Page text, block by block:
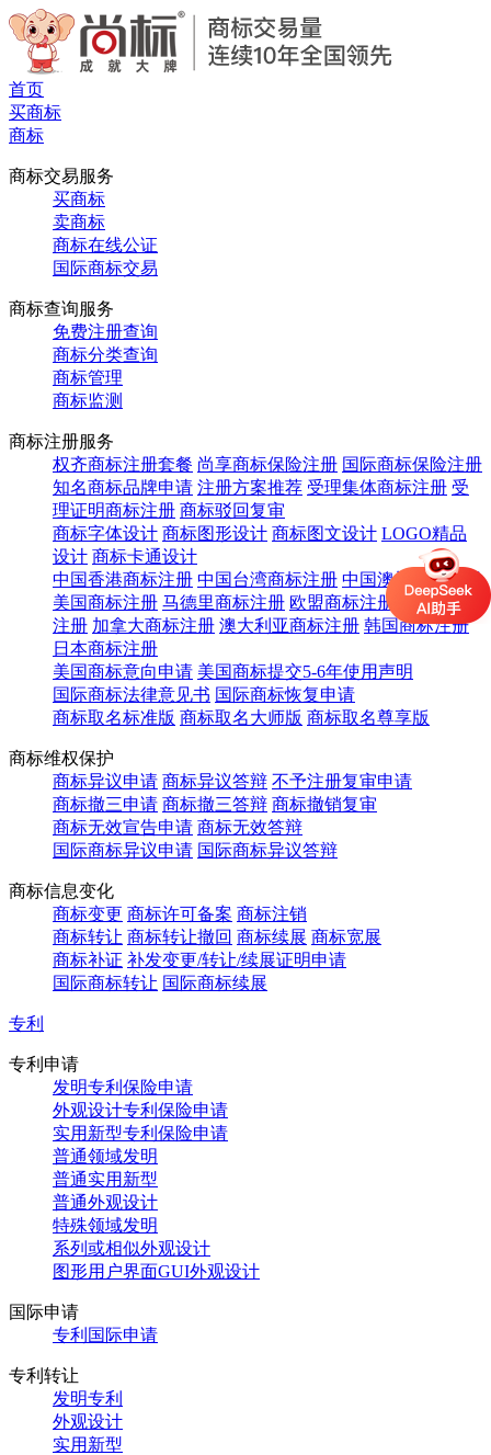
首页
买商标
商标
商标交易服务
买商标
卖商标
商标在线公证
国际商标交易
商标查询服务
免费注册查询
商标分类查询
商标管理
商标监测
商标注册服务
权齐商标注册套餐 尚享商标保险注册 国际商标保险注册
知名商标品牌申请 注册方案推荐 受理集体商标注册 受
理证明商标注册 商标驳回复审
商标字体设计 商标图形设计 商标图文设计 LOGO精品
设计 商标卡通设计
中国香港商标注册 中国台湾商标注册 中国澳门商标注册
美国商标注册 马德里商标注册 欧盟商标注册
英国商标
注册 加拿大商标注册 澳大利亚商标注册 韩国商标注册
日本商标注册
美国商标意向申请 美国商标提交5-6年使用声明
国际商标法律意见书 国际商标恢复申请
商标取名标准版 商标取名大师版 商标取名尊享版
商标维权保护
商标异议申请 商标异议答辩 不予注册复审申请
商标撤三申请 商标撤三答辩 商标撤销复审
商标无效宣告申请 商标无效答辩
国际商标异议申请 国际商标异议答辩
商标信息变化
商标变更 商标许可备案 商标注销
商标转让 商标转让撤回 商标续展 商标宽展
商标补证 补发变更/转让/续展证明申请
国际商标转让 国际商标续展
专利
专利申请
发明专利保险申请
外观设计专利保险申请
实用新型专利保险申请
普通领域发明
普通实用新型
普通外观设计
特殊领域发明
系列或相似外观设计
图形用户界面GUI外观设计
国际申请
专利国际申请
专利转让
发明专利
外观设计
实用新型